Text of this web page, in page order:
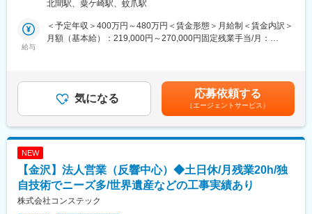
技術提案をするなどし取り組みを進めている。
■現場の改革
るなど現場の環境整備につながっております。
定年後についても再雇用制度あり：正社員での再雇用（1年ごとの
るそうです。
・健康診断について：
す。
■業務詳細
【新卒採用】
・学校訪問
・学生対応、面接日程調整
・入社式の企画・運営
・スカウトサービス運用
・応募者対応、面接日程調整
・面接対応
・入社後フォロー
北間駅、粟ケ崎駅、蚊爪駅
給与
＜予定年収＞400万円～480万円＜賃金形態＞月給制＜賃金内訳＞
月額（基本給）：219,000円～270,000円固定残業手当/月：
あり（年2回）前年実績績2.0か月分昇給あり（年1回）前年実績績
1月あたり5,000円～20,000賃金はあくまでも目安の金額であり、
選考を通じて上下する可能性があります。月給(月額)は固定手当を
含めた表記です。
気になる 応募依頼する
（エージェントサービス）
NEW
【金沢】法人営業（反響中心）◆土日休/月残業20h/独
自技術でニーズ多/世界遺産などの工事実績あり
株式会社コンステック